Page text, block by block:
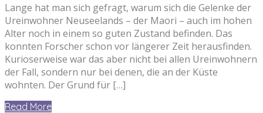
Lange hat man sich gefragt, warum sich die Gelenke der
Ureinwohner Neuseelands – der Maori – auch im hohen
Alter noch in einem so guten Zustand befinden. Das
konnten Forscher schon vor längerer Zeit herausfinden.
Kurioserweise war das aber nicht bei allen Ureinwohnern
der Fall, sondern nur bei denen, die an der Küste
wohnten. Der Grund für […]
Read More